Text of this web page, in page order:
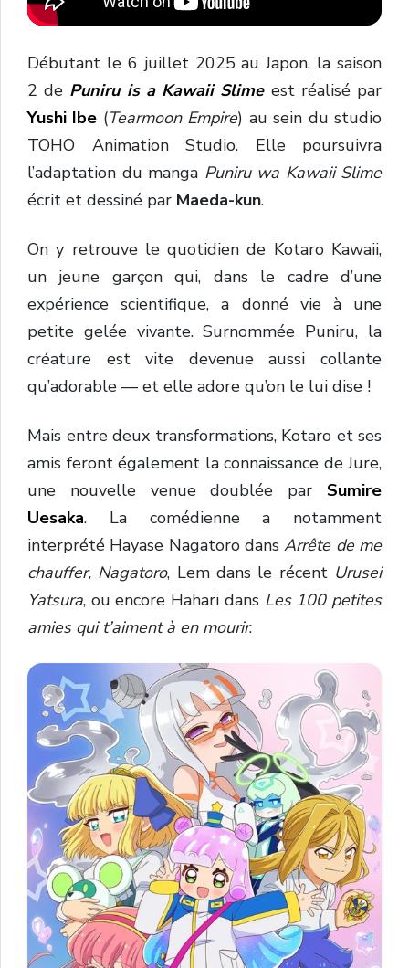
Débutant le 6 juillet 2025 au Japon, la saison
2 de Puniru is a Kawaii Slimeest réalisé par
Yushi Ibe (Tearmoon Empire) au sein du studio
TOHO Animation Studio. Elle poursuivra
l’adaptation du manga Puniru wa Kawaii Slime
écrit et dessiné par Maeda-kun.
On y retrouve le quotidien de Kotaro Kawaii,
un jeune garçon qui, dans le cadre d’une
expérience scientifique, a donné vie à une
petite gelée vivante. Surnommée Puniru, la
créature est vite devenue aussi collante
qu’adorable — et elle adore qu’on le lui dise !
Mais entre deux transformations, Kotaro et ses
amis feront également la connaissance de Jure,
une nouvelle venue doublée par Sumire
Uesaka. La comédienne a notamment
interprété Hayase Nagatoro dansArrête de me
chauffer, Nagatoro, Lem dans le récent Urusei
Yatsura, ou encore Hahari dans Les 100 petites
amies qui t’aiment à en mourir.